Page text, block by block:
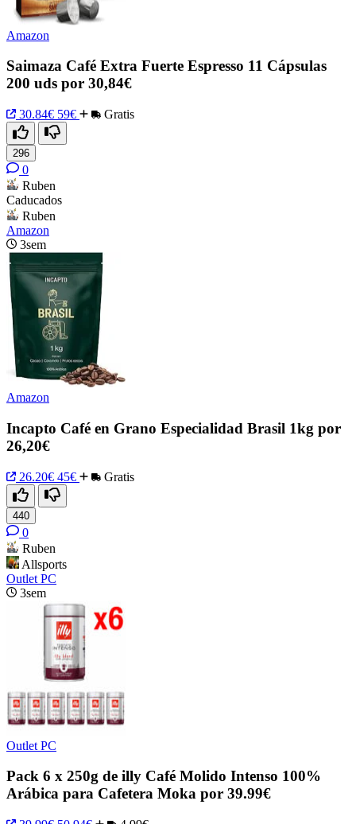
Amazon
Saimaza Café Extra Fuerte Espresso 11 Cápsulas
200 uds por 30,84€
30.84€ 59€ Gratis
296
0
Ruben
Caducados
Ruben
Amazon
3sem
Amazon
Incapto Café en Grano Especialidad Brasil 1kg por
26,20€
26.20€ 45€ Gratis
440
0
Ruben
Allsports
Outlet PC
3sem
Outlet PC
Pack 6 x 250g de illy Café Molido Intenso 100%
Arábica para Cafetera Moka por 39.99€